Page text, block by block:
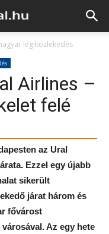
légiközlekedés
Airlines –
felé
az Ural
Ezzel egy újabb
sikerült
járat három és
fővárost
Az egy hete